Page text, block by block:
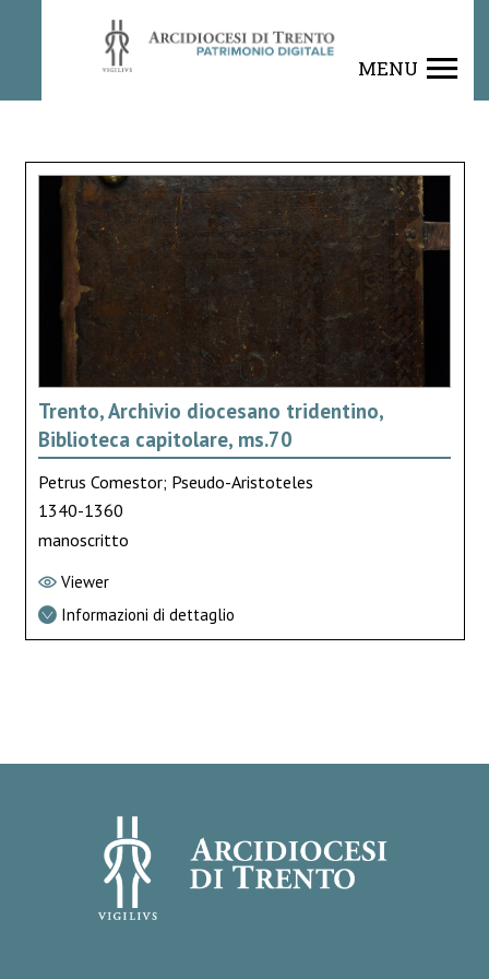
MENU
Trento, Archivio diocesano tridentino,
Biblioteca capitolare, ms.70
Petrus Comestor; Pseudo-Aristoteles
1340-1360
manoscritto
Viewer
Informazioni di dettaglio